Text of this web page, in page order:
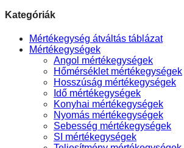
Kategóriák
Mértékegység átváltás táblázat
Mértékegységek
Angol mértékegységek
Hőmérséklet mértékegységek
Hosszúság mértékegységek
Idő mértékegységek
Konyhai mértékegységek
Nyomás mértékegységek
Sebesség mértékegységek
SI mértékegységek